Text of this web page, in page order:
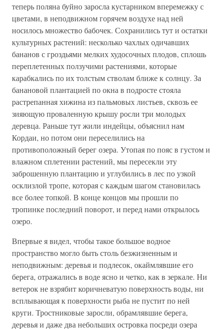
теперь поляна буйно заросла кустарником вперемежку с
цветами, в неподвижном горячем воздухе над ней
носилось множество бабочек. Сохранились тут и остатки
культурных растений: несколько чахлых одичавших
бананов с гроздьями мелких худосочных плодов, сплошь
переплетенных ползучими растениями, которые
карабкались по их толстым стволам ближе к солнцу. За
банановой плантацией по окна в подросте стояла
растрепанная хижина из пальмовых листьев, сквозь ее
зияющую проваленную крышу росли три молодых
деревца. Раньше тут жили индейцы, объяснил нам
Кордаи, но потом они переселились на
противоположный берег озера. Утопая по пояс в густом и
влажном сплетении растений, мы пересекли эту
заброшенную плантацию и углубились в лес по узкой
осклизлой тропе, которая с каждым шагом становилась
все более топкой. В конце концов мы прошли по
тропинке последний поворот, и перед нами открылось
озеро.
Впервые я видел, чтобы такое большое водное
пространство могло быть столь безжизненным и
неподвижным: деревья и подлесок, окаймлявшие его
берега, отражались в воде ясно и четко, как в зеркале. Ни
ветерок не взрябит коричневатую поверхность воды, ни
всплывающая к поверхности рыба не пустит по ней
круги. Тростниковые заросли, обрамлявшие берега,
деревья и даже два небольших островка посреди озера